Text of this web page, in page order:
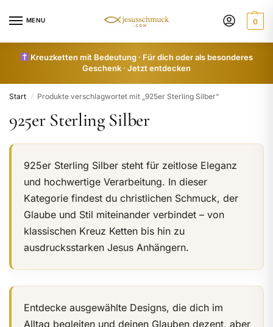
MENU 0
Kreuzketten mit Bedeutung · Für dich oder als besonderes
Geschenk · Jetzt entdecken
Start / Produkte verschlagwortet mit „925er Sterling Silber“
925er Sterling Silber
925er Sterling Silber steht für zeitlose Eleganz
und hochwertige Verarbeitung. In dieser
Kategorie findest du christlichen Schmuck, der
Glaube und Stil miteinander verbindet – von
klassischen Kreuz Ketten bis hin zu
ausdrucksstarken Jesus Anhängern.
Entdecke ausgewählte Designs, die dich im
Alltag begleiten und deinen Glauben dezent, aber